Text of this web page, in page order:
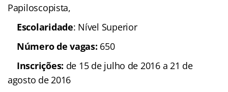
Papiloscopista,
Escolaridade: Nível Superior
Número de vagas: 650
Inscrições: de 15 de julho de 2016 a 21 de
agosto de 2016